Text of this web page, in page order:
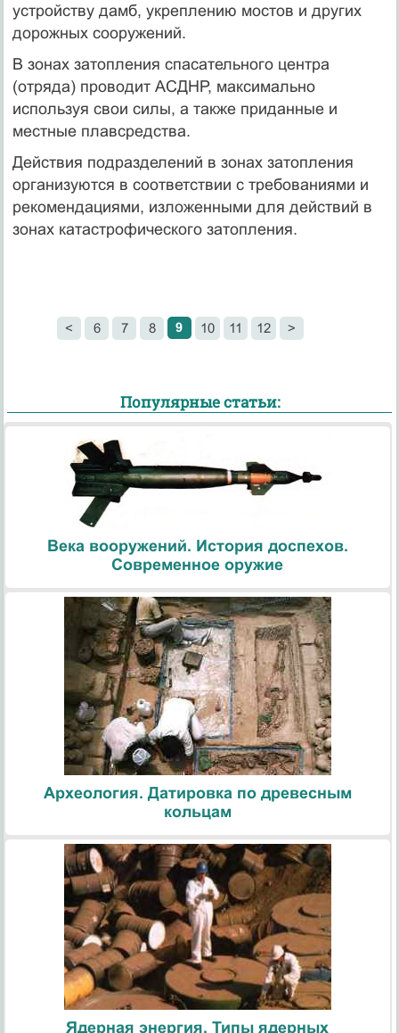
устройству дамб, укреплению мостов и других
дорожных сооружений.
В зонах затопления спасательного центра
(отряда) проводит АСДНР, максимально
используя свои силы, а также приданные и
местные плавсредства.
Действия подразделений в зонах затопления
организуются в соответствии с требованиями и
рекомендациями, изложенными для действий в
зонах катастрофического затопления.
< 6 7 8 9 10 11 12 >
Популярные статьи:
Века вооружений. История доспехов.
Современное оружие
Археология. Датировка по древесным
кольцам
Ядерная энергия. Типы ядерных